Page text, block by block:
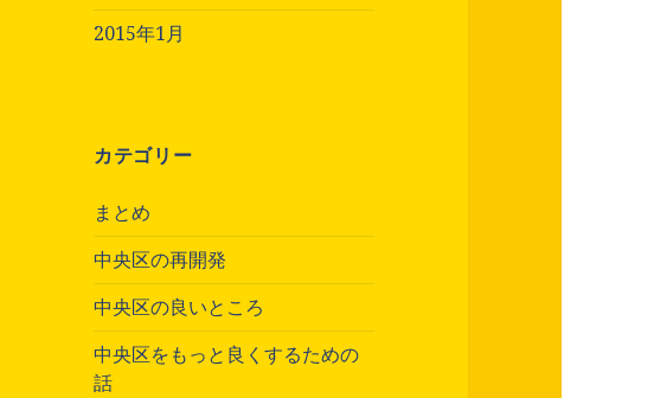
2015年1月
カテゴリー
まとめ
中央区の再開発
中央区の良いところ
中央区をもっと良くするための
話